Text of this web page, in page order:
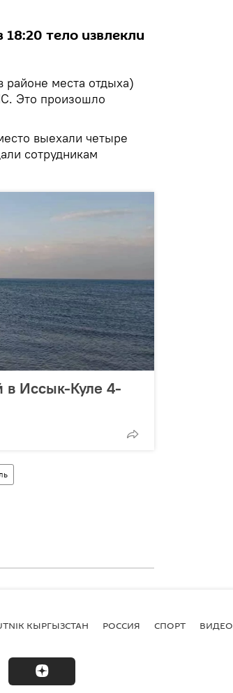
тело извлекли
места отдыха)
Это произошло
выехали четыре
сотрудникам
в Иссык-Куле 4-
КЫРГЫЗСТАН РОССИЯ СПОРТ ВИДЕО